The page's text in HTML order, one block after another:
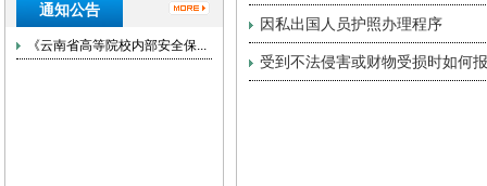
通知公告
《云南省高等院校内部安全保...
因私出国人员护照办理程序
受到不法侵害或财物受损时如何